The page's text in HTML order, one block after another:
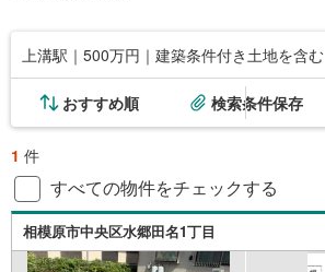
上溝駅｜500万円｜建築条件付き土地を含む
おすすめ順 検索条件保存
1 件
すべての物件をチェックする
相模原市中央区水郷田名1丁目